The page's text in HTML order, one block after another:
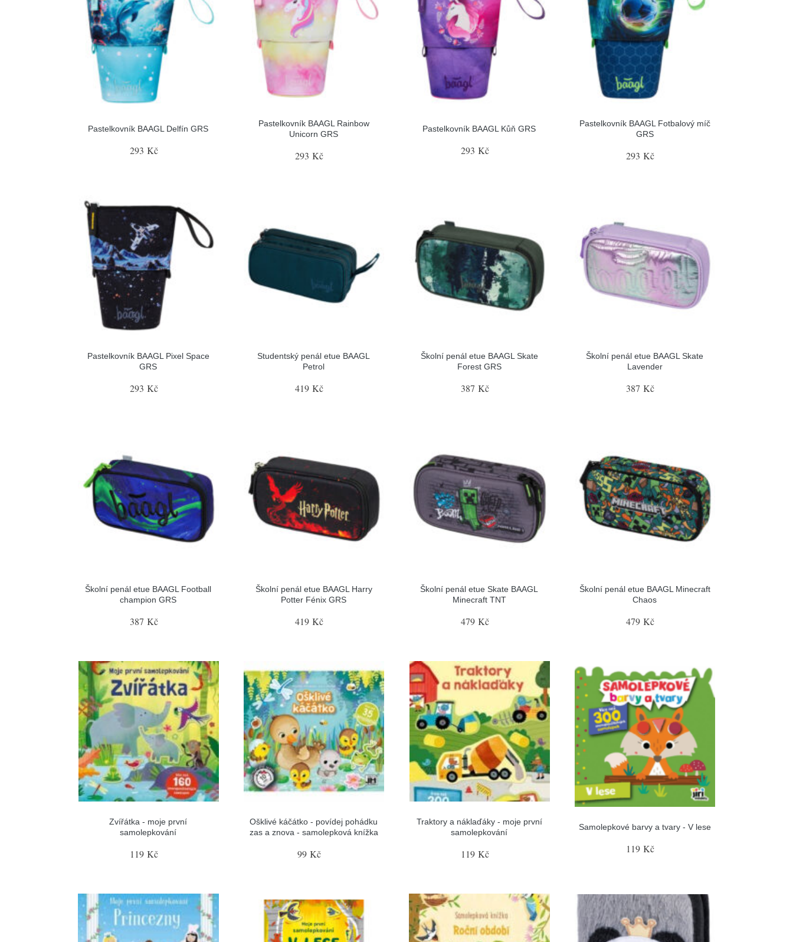
Pastelkovník BAAGL Delfín GRS
293 Kč
Pastelkovník BAAGL Rainbow
Unicorn GRS
293 Kč
Pastelkovník BAAGL Kůň GRS
293 Kč
Pastelkovník BAAGL Fotbalový míč
GRS
293 Kč
Pastelkovník BAAGL Pixel Space
GRS
293 Kč
Studentský penál etue BAAGL
Petrol
419 Kč
Školní penál etue BAAGL Skate
Forest GRS
387 Kč
Školní penál etue BAAGL Skate
Lavender
387 Kč
Školní penál etue BAAGL Football
champion GRS
387 Kč
Školní penál etue BAAGL Harry
Potter Fénix GRS
419 Kč
Školní penál etue Skate BAAGL
Minecraft TNT
479 Kč
Školní penál etue BAAGL Minecraft
Chaos
479 Kč
Zvířátka - moje první
samolepkování
119 Kč
Ošklivé káčátko - povídej pohádku
zas a znova - samolepková knížka
99 Kč
Traktory a náklaďáky - moje první
samolepkování
119 Kč
Samolepkové barvy a tvary - V lese
119 Kč